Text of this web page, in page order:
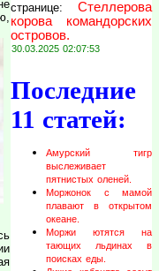
странице: Стеллерова
корова командорских
островов.
30.03.2025 02:07:53
Последние
11 статей:
Амурский тигр
выслеживает
пятнистых оленей.
Моржонок с мамой
плавают в открытом
океане.
Моржи ютятся на
тающих льдинах в
поисках еды.